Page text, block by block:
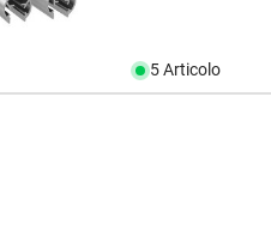
5 Articolo